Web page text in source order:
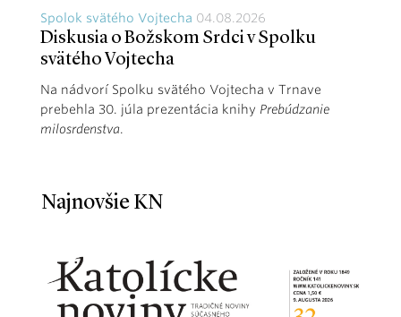
Spolok svätého Vojtecha 04.08.2026
Diskusia o Božskom Srdci v Spolku
svätého Vojtecha
Na nádvorí Spolku svätého Vojtecha v Trnave
prebehla 30. júla prezentácia knihy Prebúdzanie
milosrdenstva.
Najnovšie KN